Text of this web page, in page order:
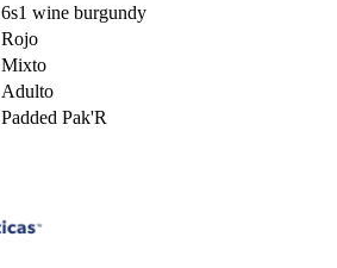
6s1 wine burgundy
Rojo
Mixto
Adulto
Padded Pak'R